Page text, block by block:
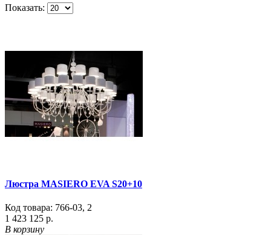
Показать:
Люстра MASIERO EVA S20+10
Код товара: 766-03, 2
1 423 125 р.
В корзину